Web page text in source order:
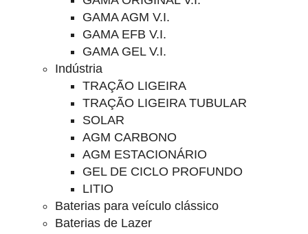
GAMA AGM V.I.
GAMA EFB V.I.
GAMA GEL V.I.
Indústria
TRAÇÃO LIGEIRA
TRAÇÃO LIGEIRA TUBULAR
SOLAR
AGM CARBONO
AGM ESTACIONÁRIO
GEL DE CICLO PROFUNDO
LITIO
Baterias para veículo clássico
Baterias de Lazer